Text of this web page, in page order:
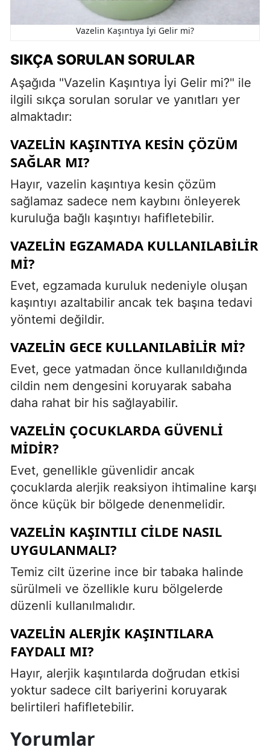
Vazelin Kaşıntıya İyi Gelir mi?
SIKÇA SORULAN SORULAR
Aşağıda "Vazelin Kaşıntıya İyi Gelir mi?" ile
ilgili sıkça sorulan sorular ve yanıtları yer
almaktadır:
VAZELIN KAŞINTIYA KESIN ÇÖZÜM
SAĞLAR MI?
Hayır, vazelin kaşıntıya kesin çözüm
sağlamaz sadece nem kaybını önleyerek
kuruluğa bağlı kaşıntıyı hafifletebilir.
VAZELIN EGZAMADA KULLANILABILIR
MI?
Evet, egzamada kuruluk nedeniyle oluşan
kaşıntıyı azaltabilir ancak tek başına tedavi
yöntemi değildir.
VAZELIN GECE KULLANILABILIR MI?
Evet, gece yatmadan önce kullanıldığında
cildin nem dengesini koruyarak sabaha
daha rahat bir his sağlayabilir.
VAZELIN ÇOCUKLARDA GÜVENLI
MIDIR?
Evet, genellikle güvenlidir ancak
çocuklarda alerjik reaksiyon ihtimaline karşı
önce küçük bir bölgede denenmelidir.
VAZELIN KAŞINTILI CILDE NASIL
UYGULANMALI?
Temiz cilt üzerine ince bir tabaka halinde
sürülmeli ve özellikle kuru bölgelerde
düzenli kullanılmalıdır.
VAZELIN ALERJIK KAŞINTILARA
FAYDALI MI?
Hayır, alerjik kaşıntılarda doğrudan etkisi
yoktur sadece cilt bariyerini koruyarak
belirtileri hafifletebilir.
Yorumlar